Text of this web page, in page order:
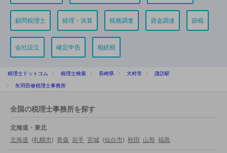
顧問税理士 経理・決算 税務調査 資金調達 節税
会社設立 確定申告 相続税
税理士ドットコム 税理士検索 長崎県 大村市
諏訪駅
矢羽田修税理士事務所
全国の税理士事務所を探す
北海道・東北
北海道 (札幌市) 青森 岩手 宮城 (仙台市) 秋田 山形 福島